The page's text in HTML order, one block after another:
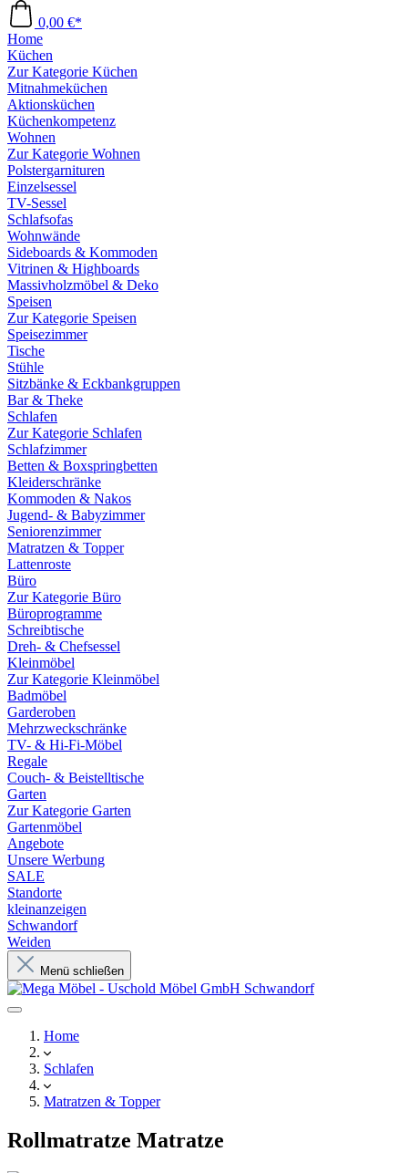
0,00 €*
Home
Küchen
Zur Kategorie Küchen
Mitnahmeküchen
Aktionsküchen
Küchenkompetenz
Wohnen
Zur Kategorie Wohnen
Polstergarnituren
Einzelsessel
TV-Sessel
Schlafsofas
Wohnwände
Sideboards & Kommoden
Vitrinen & Highboards
Massivholzmöbel & Deko
Speisen
Zur Kategorie Speisen
Speisezimmer
Tische
Stühle
Sitzbänke & Eckbankgruppen
Bar & Theke
Schlafen
Zur Kategorie Schlafen
Schlafzimmer
Betten & Boxspringbetten
Kleiderschränke
Kommoden & Nakos
Jugend- & Babyzimmer
Seniorenzimmer
Matratzen & Topper
Lattenroste
Büro
Zur Kategorie Büro
Büroprogramme
Schreibtische
Dreh- & Chefsessel
Kleinmöbel
Zur Kategorie Kleinmöbel
Badmöbel
Garderoben
Mehrzweckschränke
TV- & Hi-Fi-Möbel
Regale
Couch- & Beistelltische
Garten
Zur Kategorie Garten
Gartenmöbel
Angebote
Unsere Werbung
SALE
Standorte
kleinanzeigen
Schwandorf
Weiden
Menü schließen
Home
Schlafen
Matratzen & Topper
Rollmatratze Matratze